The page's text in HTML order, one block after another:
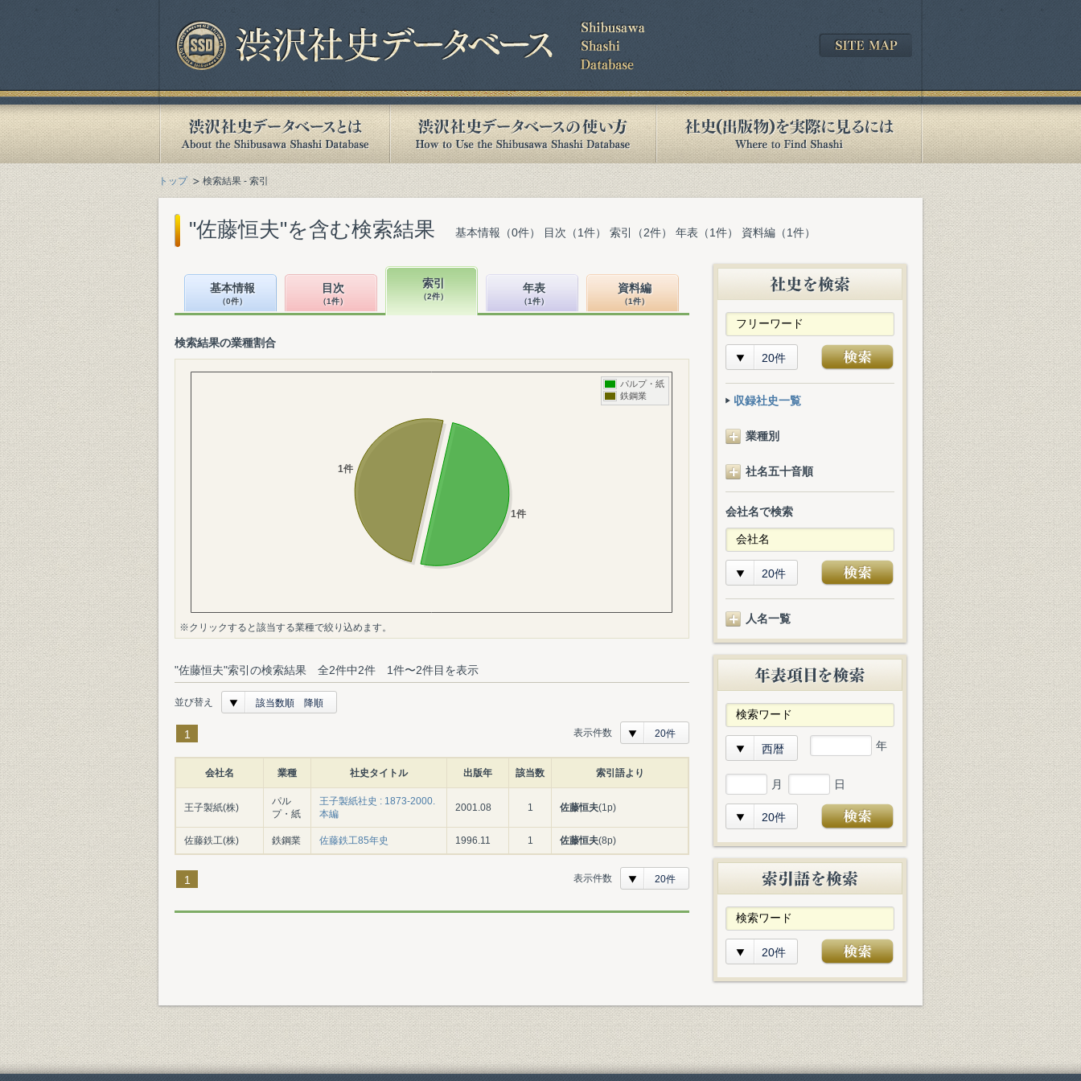
トップ 検索結果 - 索引
"佐藤恒夫"を含む検索結果 基本情報（0件） 目次（1件） 索引（2件） 年表（1件） 資料編（1件）
基本情報
（0件）
目次
（1件）
索引
（2件）
年表
（1件）
資料編
（1件）
検索結果の業種割合
※クリックすると該当する業種で絞り込めます。
"佐藤恒夫"索引の検索結果 全2件中2件 1件〜2件目を表示
並び替え 該当数順 降順
1 表示件数 20件
会社名 業種 社史タイトル 出版年 該当数 索引語より
王子製紙(株)
パル
プ・紙
王子製紙社史 : 1873-2000.
本編
2001.08 1 佐藤恒夫(1p)
佐藤鉄工(株) 鉄鋼業 佐藤鉄工85年史 1996.11 1 佐藤恒夫(8p)
1 表示件数 20件
20件
収録社史一覧
業種別
社名五十音順
会社名で検索
20件
人名一覧
西暦 年
月 日
20件
20件